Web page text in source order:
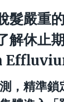
髮嚴重
解休止
，精準鎖